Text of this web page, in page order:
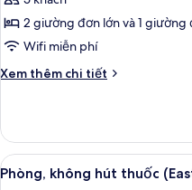
Room,
(For
adults),
(1
bed
2 giường đơn lớn và 1 giường
Wifi miễn phí
Xem thêm chi tiết
Chi
East
Wing
Twin
Room,
Xem
tất
11
Phòng, không hút thuốc